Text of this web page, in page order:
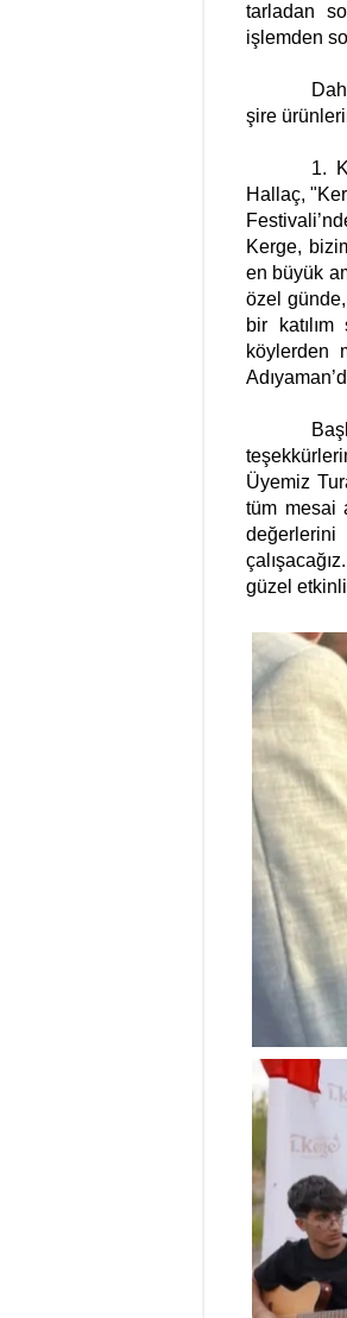
tarladan
işlemden
şire
1.
Hallaç,
Kerge,
en büyük
özel
bir
köylerden
Üyemiz
tüm mesai
güzel